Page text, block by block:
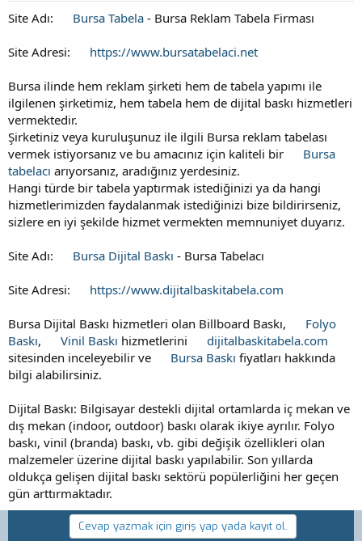
a
l
a
n
ç
a
h
i
Site Adı: Bursa Tabela - Bursa Reklam Tabela Firması
Site Adresi: https://www.bursatabelaci.net
Bursa ilinde hem reklam şirketi hem de tabela yapımı ile
ilgilenen şirketimiz, hem tabela hem de dijital baskı hizmetleri
vermektedir.
Şirketiniz veya kuruluşunuz ile ilgili Bursa reklam tabelası
vermek istiyorsanız ve bu amacınız için kaliteli bir
Bursa
tabelacı arıyorsanız, aradığınız yerdesiniz.
Hangi türde bir tabela yaptırmak istediğinizi ya da hangi
hizmetlerimizden faydalanmak istediğinizi bize bildirirseniz,
sizlere en iyi şekilde hizmet vermekten memnuniyet duyarız.
Site Adı: Bursa Dijital Baskı - Bursa Tabelacı
Site Adresi: https://www.dijitalbaskitabela.com
Bursa Dijital Baskı hizmetleri olan Billboard Baskı,
Folyo
Baskı, Vinil Baskı hizmetlerini
dijitalbaskitabela.com
sitesinden inceleyebilir ve
Bursa Baskı fiyatları hakkında
bilgi alabilirsiniz.
Dijital Baskı: Bilgisayar destekli dijital ortamlarda iç mekan ve
dış mekan (indoor, outdoor) baskı olarak ikiye ayrılır. Folyo
baskı, vinil (branda) baskı, vb. gibi değişik özellikleri olan
malzemeler üzerine dijital baskı yapılabilir. Son yıllarda
oldukça gelişen dijital baskı sektörü popülerliğini her geçen
gün arttırmaktadır.
Cevap yazmak için giriş yap yada kayıt ol.